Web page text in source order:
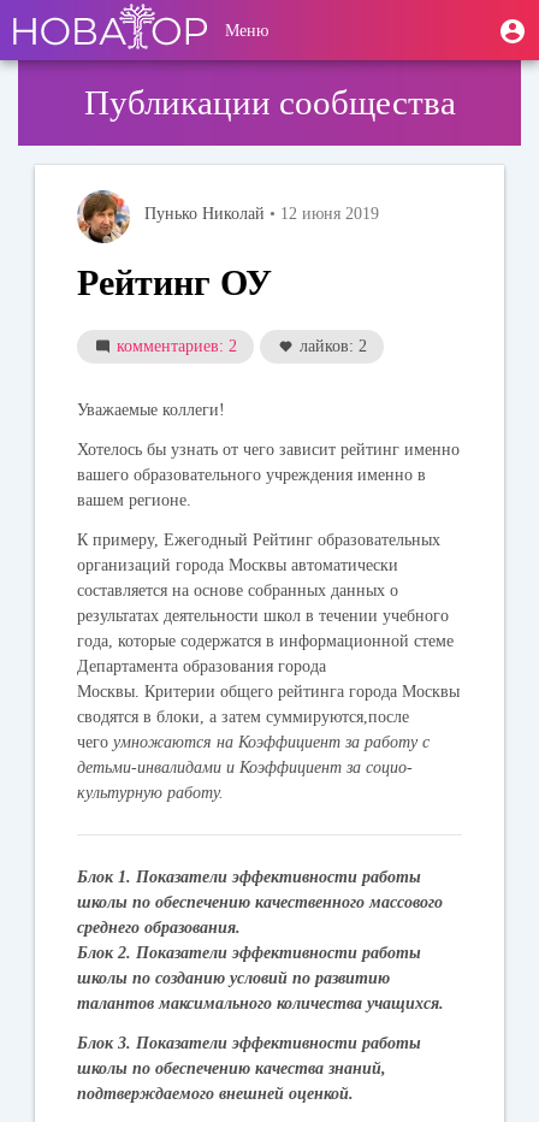
основному
содержанию
User
account
Меню
Публикации сообщества
Пунько Николай • 12 июня 2019
Рейтинг ОУ
комментариев: 2 лайков: 2
Уважаемые коллеги!
Хотелось бы узнать от чего зависит рейтинг именно
вашего образовательного учреждения именно в
вашем регионе.
К примеру,Ежегодный Рейтинг образовательных
организаций города Москвы автоматически
составляется на основе собранных данных о
результатах деятельности школ в течении учебного
года, которые содержатся в информационной стеме
Департамента образования города
Москвы. Критерии общего рейтинга города Москвы
сводятся в блоки, а затем суммируются,после
чегоумножаются на Коэффициент за работу с
детьми-инвалидами и Коэффициент за социо-
культурную работу.
Блок 1. Показатели эффективности работы
школы по обеспечению качественного массового
среднего образования.
Блок 2. Показатели эффективности работы
школы по созданию условий по развитию
талантов максимального количества учащихся.
Блок 3. Показатели эффективности работы
школы по обеспечению качества знаний,
подтверждаемого внешней оценкой.